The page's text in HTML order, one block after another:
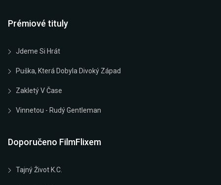
Prémiové tituly
Jdeme Si Hrát
Puška, Která Dobyla Divoký Západ
Zakletý V Čase
Vinnetou - Rudý Gentleman
Doporučeno FilmFlixem
Tajný Život K.C.